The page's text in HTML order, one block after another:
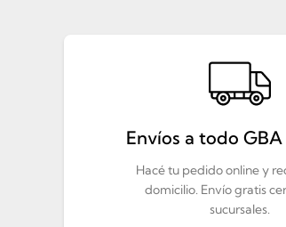
Envíos a todo
Hacé tu pedido online y
domicilio. Envío gratis
sucursales.